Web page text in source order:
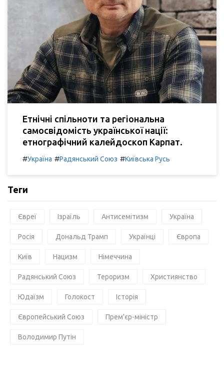
Етнічні спільноти та регіональна
самосвідомість української нації:
етнографічний калейдоскоп Карпат.
#Україна #Радянський Союз #Київська Русь
Теги
Євреї Ізраїль Антисемітизм Україна
Росія Дональд Трамп Українці Європа
Київ Нацизм Німеччина
Радянський Союз Тероризм Християнство
Юдаїзм Голокост Історія
Європейський Союз Прем'єр-міністр
Володимир Путін